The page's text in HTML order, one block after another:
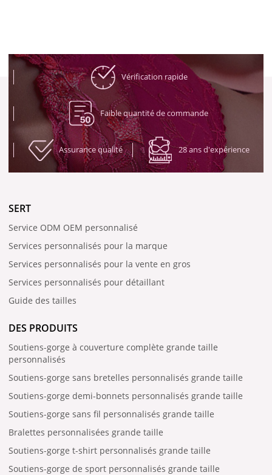
Vérification rapide
Faible quantité de commande
Assurance qualité 28 ans d'expérience
SERT
Service ODM OEM personnalisé
Services personnalisés pour la marque
Services personnalisés pour la vente en gros
Services personnalisés pour détaillant
Guide des tailles
DES PRODUITS
Soutiens-gorge à couverture complète grande taille
personnalisés
Soutiens-gorge sans bretelles personnalisés grande taille
Soutiens-gorge demi-bonnets personnalisés grande taille
Soutiens-gorge sans fil personnalisés grande taille
Bralettes personnalisées grande taille
Soutiens-gorge t-shirt personnalisés grande taille
Soutiens-gorge de sport personnalisés grande taille